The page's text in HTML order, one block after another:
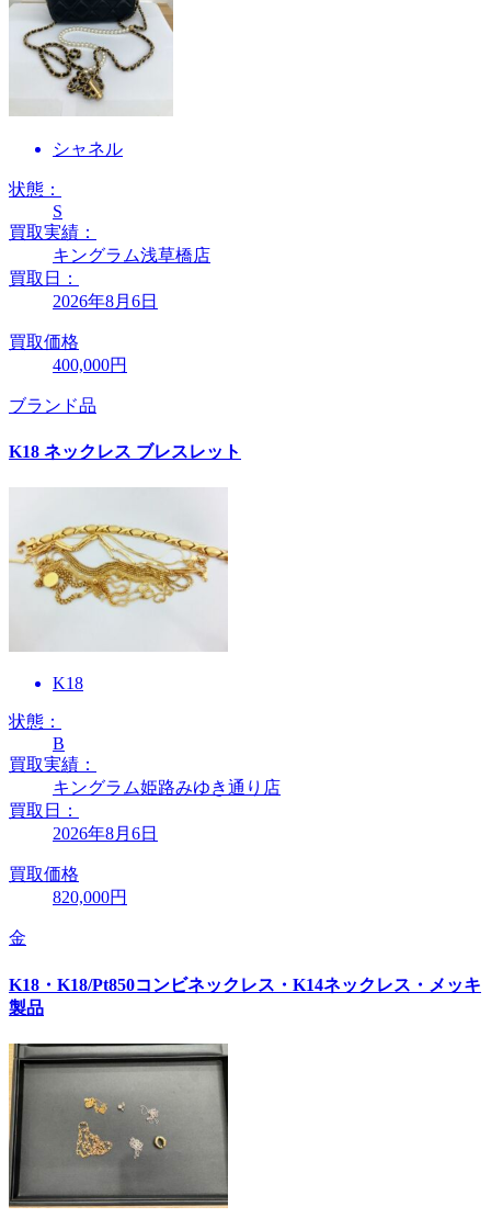
シャネル
状態：
S
買取実績：
キングラム浅草橋店
買取日：
2026年8月6日
買取価格
400,000円
ブランド品
K18 ネックレス ブレスレット
K18
状態：
B
買取実績：
キングラム姫路みゆき通り店
買取日：
2026年8月6日
買取価格
820,000円
金
K18・K18/Pt850コンビネックレス・K14ネックレス・メッキ
製品